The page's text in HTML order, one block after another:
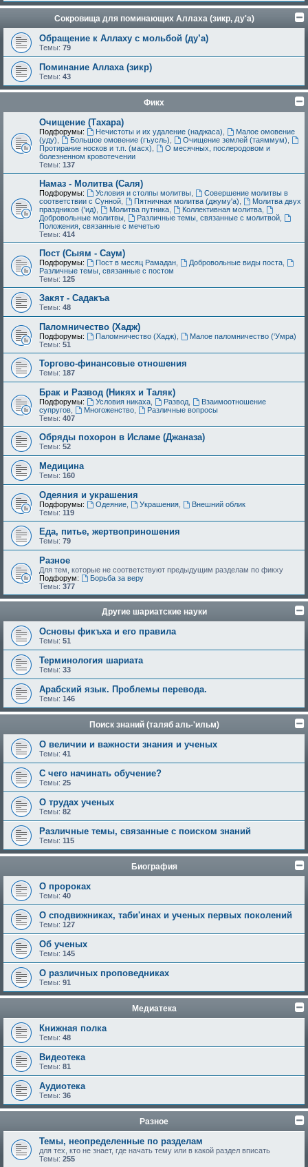
Сокровища для поминающих Аллаха (зикр, ду'а)
Обращение к Аллаху с мольбой (ду’а)
Темы: 79
Поминание Аллаха (зикр)
Темы: 43
Фикх
Очищение (Тахара)
Подфорумы: Нечистоты и их удаление (наджаса)
Малое омовение
(уду)
Большое омовение (гъусль) Очищение землей (таяммум)
Протирание носков и т.п. (масх)
О месячных, послеродовом и
болезненном кровотечении
Темы: 137
Намаз - Молитва (Саля)
Подфорумы: Условия и столпы молитвы,
Совершение молитвы в
соответствии с Сунной
Пятничная молитва (джуму'а)
Молитва двух
праздников ('ид)
Молитва путника, Коллективная молитва,
Добровольные молитвы
Различные темы, связанные с молитвой,
Положения, связанные с мечетью
Темы: 414
Пост (Сыям - Саум)
Подфорумы: Пост в месяц Рамадан, Добровольные виды поста,
Различные темы, связанные с постом
Темы: 125
Закят - Cадакъа
Темы: 48
Паломничество (Хадж)
Подфорумы: Паломничество (Хадж)
Малое паломничество (‘Умра)
Темы: 51
Торгово-финансовые отношения
Темы: 187
Брак и Развод (Никях и Таляк)
Подфорумы: Условия никаха, Развод,
Взаимоотношение
супругов
Многоженство,
Различные вопросы
Темы: 407
Обряды похорон в Исламе (Джаназа)
Темы: 52
Медицина
Темы: 160
Одеяния и украшения
Подфорумы: Одеяние, Украшения,
Внешний облик
Темы: 119
Еда, питье, жертвоприношения
Темы: 79
Разное
Для тем, которые не соответствуют предыдущим разделам по фикху
Подфорум:
Борьба за веру
Темы: 377
Другие шариатские науки
Основы фикъха и его правила
Темы: 51
Терминология шариата
Темы: 33
Арабский язык. Проблемы перевода.
Темы: 146
Поиск знаний (таляб аль-'ильм)
О величии и важности знания и ученых
Темы: 41
С чего начинать обучение?
Темы: 25
О трудах ученых
Темы: 82
Различные темы, связанные с поиском знаний
Темы: 115
Биография
О пророках
Темы: 40
О сподвижниках, таби'инах и ученых первых поколений
Темы: 127
Об ученых
Темы: 145
О различных проповедниках
Темы: 91
Медиатека
Книжная полка
Темы: 48
Видеотека
Темы: 81
Аудиотека
Темы: 36
Разное
Темы, неопределенные по разделам
для тех, кто не знает, где начать тему или в какой раздел вписать
Темы: 255